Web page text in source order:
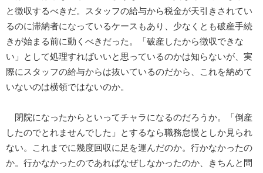
と徴収するべきだ。スタッフの給与から税金が天引きされてい
るのに滞納者になっているケースもあり、少なくとも破産手続
きが始まる前に動くべきだった。「破産したから徴収できな
い」として処理すればいいと思っているのかは知らないが、実
際にスタッフの給与からは抜いているのだから、これを納めて
いないのは横領ではないのか。
閉院になったからといってチャラになるのだろうか。「倒産
したのでとれませんでした」とするなら職務怠慢としか見られ
ない。これまでに幾度回収に足を運んだのか。行かなかったの
か。行かなかったのであればなぜしなかったのか、きちんと問